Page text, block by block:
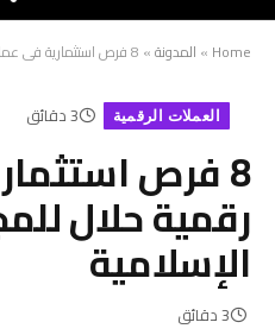
Home
» المدونة» 8 فرص استثمارية في عملات رقمية حلال للمجتمعات الإسلامية
العملات الرقمية 3 دقائق
8 فرص
رقمية حلال
الإسلامية
3 دقائق